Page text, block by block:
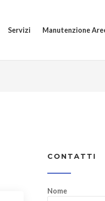
Servizi Manutenzione
CONTATTI
Nome